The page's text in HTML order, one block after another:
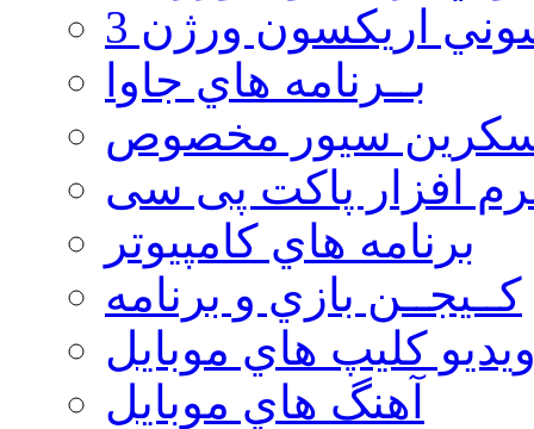
اريكسون ورژن 3
بــرنامه هاي جاوا
سيور مخصوص
افزار پاکت پی سی
برنامه هاي كامپيوتر
كــيجــن بازي و برنامه
كليپ هاي موبايل
آهنگ هاي موبايل